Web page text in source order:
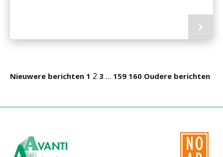
Nieuwere berichten 1 2 3 … 159 160 Oudere berichten